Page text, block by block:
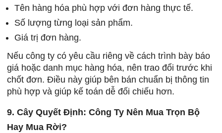
Tên hàng hóa phù hợp với đơn hàng thực tế.
Số lượng từng loại sản phẩm.
Giá trị đơn hàng.
Nếu công ty có yêu cầu riêng về cách trình bày báo
giá hoặc danh mục hàng hóa, nên trao đổi trước khi
chốt đơn. Điều này giúp bên bán chuẩn bị thông tin
phù hợp và giúp kế toán dễ đối chiếu hơn.
9. Cây Quyết Định: Công Ty Nên Mua Trọn Bộ
Hay Mua Rời?